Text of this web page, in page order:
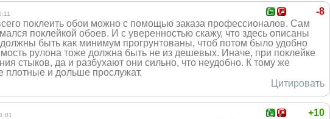
-8
поклеить обои можно с помощью заказа профессионалов. Сам
поклейкой обоев. И с уверенностью скажу, что здесь описаны
быть как минимум прогрунтованы, чтоб потом было удобно
рулона тоже должна быть не из дешевых. Иначе, при поклейке
стыков, да и разбухают они сильно, что неудобно. К тому же
плотные и дольше прослужат.
Цитировать
+10